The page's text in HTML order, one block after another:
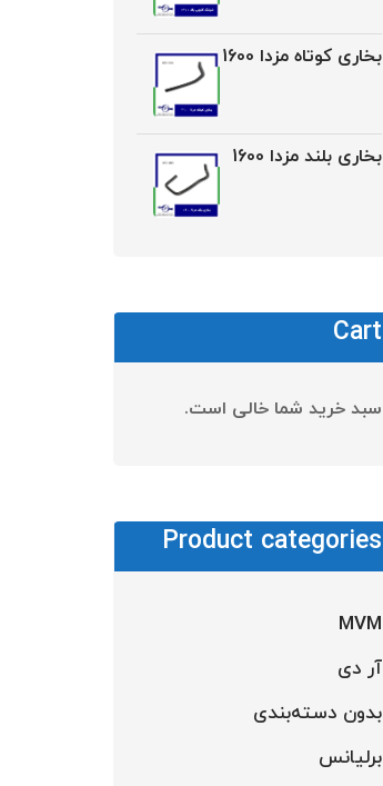
بخاری کوتاه مزدا 1600
بخاری بلند مزدا 1600
Cart
سبد خرید شما خالی است.
Product categories
MVM
آر دی
بدون دسته‌بندی
برلیانس